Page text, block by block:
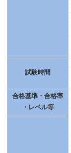
試験時間
合格基準・合格率
・レベル等